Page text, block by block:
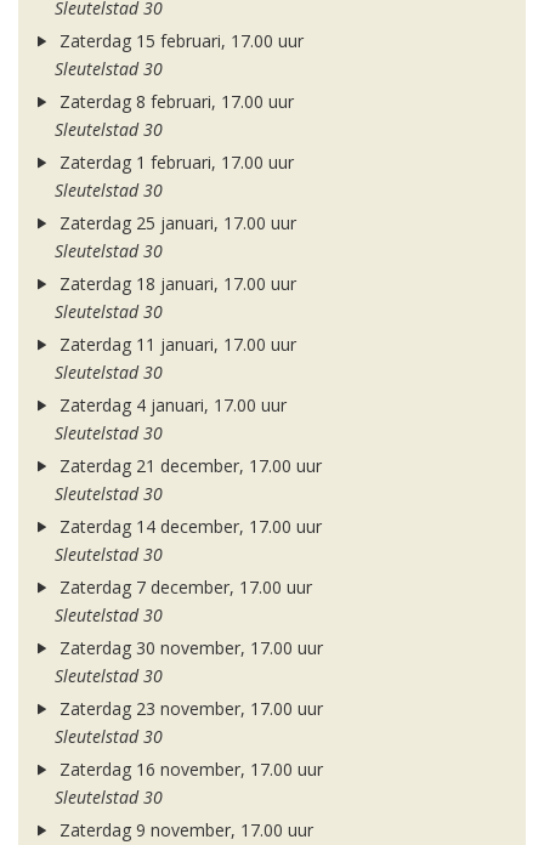
Sleutelstad 30
Zaterdag 15 februari, 17.00 uur
Sleutelstad 30
Zaterdag 8 februari, 17.00 uur
Sleutelstad 30
Zaterdag 1 februari, 17.00 uur
Sleutelstad 30
Zaterdag 25 januari, 17.00 uur
Sleutelstad 30
Zaterdag 18 januari, 17.00 uur
Sleutelstad 30
Zaterdag 11 januari, 17.00 uur
Sleutelstad 30
Zaterdag 4 januari, 17.00 uur
Sleutelstad 30
Zaterdag 21 december, 17.00 uur
Sleutelstad 30
Zaterdag 14 december, 17.00 uur
Sleutelstad 30
Zaterdag 7 december, 17.00 uur
Sleutelstad 30
Zaterdag 30 november, 17.00 uur
Sleutelstad 30
Zaterdag 23 november, 17.00 uur
Sleutelstad 30
Zaterdag 16 november, 17.00 uur
Sleutelstad 30
Zaterdag 9 november, 17.00 uur